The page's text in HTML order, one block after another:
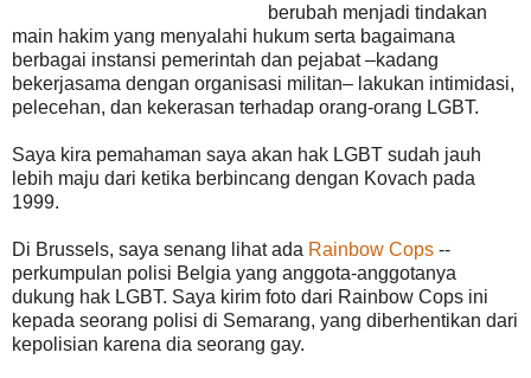
berubah menjadi tindakan
main hakim yang menyalahi hukum serta bagaimana
berbagai instansi pemerintah dan pejabat –kadang
bekerjasama dengan organisasi militan– lakukan intimidasi,
pelecehan, dan kekerasan terhadap orang-orang LGBT.
Saya kira pemahaman saya akan hak LGBT sudah jauh
lebih maju dari ketika berbincang dengan Kovach pada
1999.
Di Brussels, saya senang lihat ada Rainbow Cops --
perkumpulan polisi Belgia yang anggota-anggotanya
dukung hak LGBT. Saya kirim foto dari Rainbow Cops ini
kepada seorang polisi di Semarang, yang diberhentikan dari
kepolisian karena dia seorang gay.